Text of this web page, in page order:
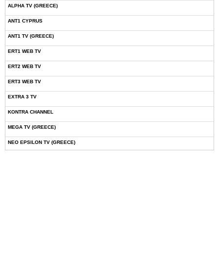
ALPHA TV (GREECE)
ANT1 CYPRUS
ANT1 TV (GREECE)
ERT1 WEB TV
ERT2 WEB TV
ERT3 WEB TV
EXTRA 3 TV
KONTRA CHANNEL
MEGA TV (GREECE)
NEO EPSILON TV (GREECE)